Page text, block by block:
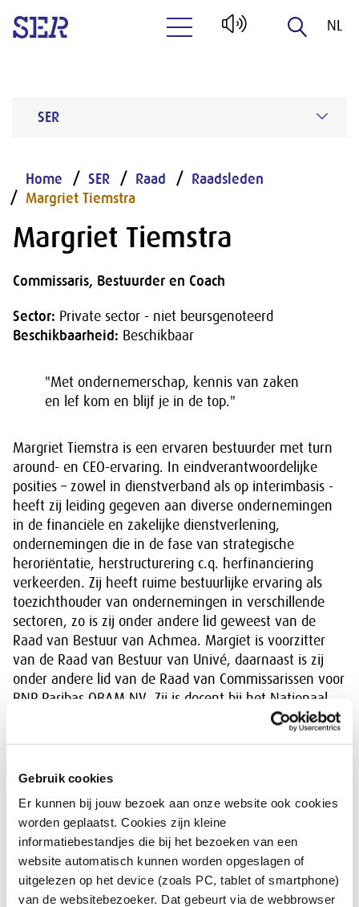
Gebruik cookies
Er kunnen bij jouw bezoek aan onze website ook cookies
worden geplaatst. Cookies zijn kleine
informatiebestandjes die bij het bezoeken van een
website automatisch kunnen worden opgeslagen of
uitgelezen op het device (zoals PC, tablet of smartphone)
van de websitebezoeker. Dat gebeurt via de webbrowser
NL
SER
Home SER Raad
Raadsleden
Margriet Tiemstra
Margriet Tiemstra
Commissaris, Bestuurder en Coach
Sector: Private sector - niet beursgenoteerd
Beschikbaarheid: Beschikbaar
"Met ondernemerschap, kennis van zaken
en lef kom en blijf je in de top."
Margriet Tiemstra is een ervaren bestuurder met turn
around- en CEO-ervaring. In eindverantwoordelijke
posities – zowel in dienstverband als op interimbasis -
heeft zij leiding gegeven aan diverse ondernemingen
in de financiële en zakelijke dienstverlening,
ondernemingen die in de fase van strategische
heroriëntatie, herstructurering c.q. herfinanciering
verkeerden. Zij heeft ruime bestuurlijke ervaring als
toezichthouder van ondernemingen in verschillende
sectoren, zo is zij onder andere lid geweest van de
Raad van Bestuur van Achmea. Margiet is voorzitter
van de Raad van Bestuur van Univé, daarnaast is zij
onder andere lid van de Raad van Commissarissen voor
BNP Paribas OBAM NV. Zij is docent bij het Nationaal
Register te Den Haag voor de Leergang Board
Potentials en docent voor boardroom college bij
Univé, daarna gaat zij met pensioen en verricht
bestuurlijke, toezichthoudende en coaching
werkzaamheden voor mijn eigen management BV.
Terug naar overzicht